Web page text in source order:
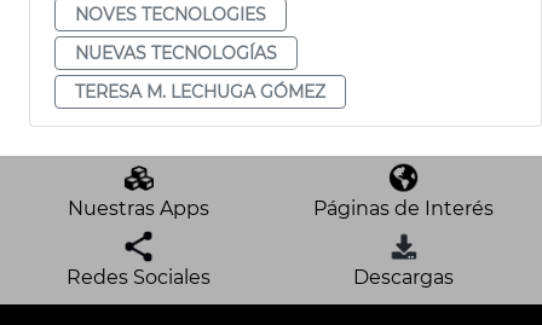
NOVES TECNOLOGIES
NUEVAS TECNOLOGÍAS
TERESA M. LECHUGA GÓMEZ
Nuestras Apps Páginas de Interés
Redes Sociales Descargas